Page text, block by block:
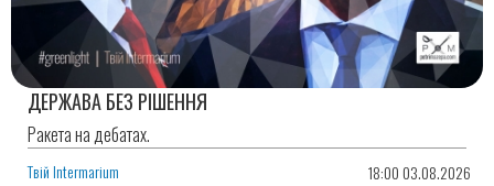
ДЕРЖАВА БЕЗ РІШЕННЯ
Ракета на дебатах.
Твій Intermarium 18:00 03.08.2026